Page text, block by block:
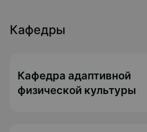
Кафедры
Кафедра адаптивной
физической культуры